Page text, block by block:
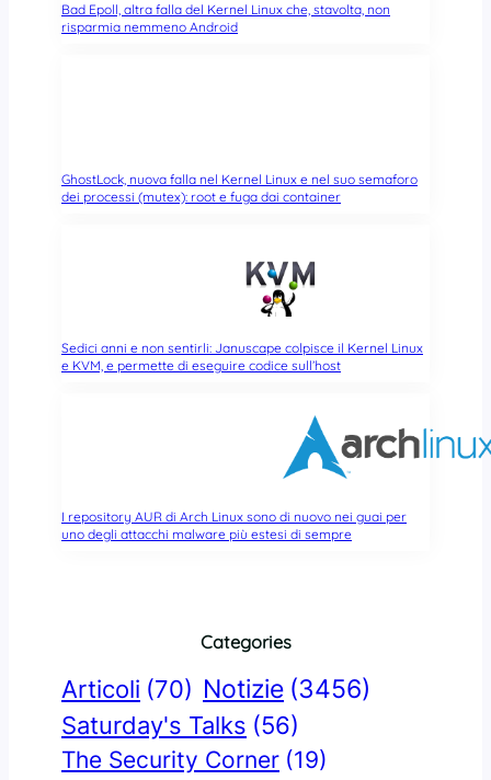
Bad Epoll, altra falla del Kernel Linux che, stavolta, non
risparmia nemmeno Android
GhostLock, nuova falla nel Kernel Linux e nel suo semaforo
dei processi (mutex): root e fuga dai container
Sedici anni e non sentirli: Januscape colpisce il Kernel Linux
e KVM, e permette di eseguire codice sull’host
I repository AUR di Arch Linux sono di nuovo nei guai per
uno degli attacchi malware più estesi di sempre
Categories
Articoli (70) Notizie (3456)
Saturday's Talks (56)
The Security Corner (19)